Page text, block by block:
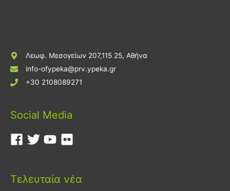
Λεωφ. Μεσογείων 207,115 25, Αθήνα
info-ofypeka@prv.ypeka.gr
+30 2108089271
Social Media
Τελευταία νέα